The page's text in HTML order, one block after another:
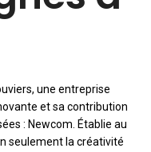
une entreprise
et sa contribution
: Newcom. Établie au
seulement la créativité